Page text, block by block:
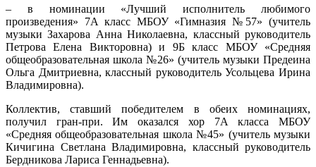
– в номинации «Лучший исполнитель любимого
произведения» 7А класс МБОУ «Гимназия №57» (учитель
музыки Захарова Анна Николаевна, классный руководитель
Петрова Елена Викторовна) и 9Б класс МБОУ «Средняя
общеобразовательная школа №26» (учитель музыки Предеина
Ольга Дмитриевна, классный руководитель Усольцева Ирина
Владимировна).
Коллектив, ставший победителем в обеих номинациях,
получил гран-при. Им оказался хор 7А класса МБОУ
«Средняя общеобразовательная школа №45» (учитель музыки
Кичигина Светлана Владимировна, классный руководитель
Бердникова Лариса Геннадьевна).